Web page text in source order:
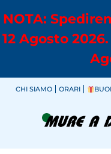
NOTA:
12 Agosto
CHI SIAMO ORARI